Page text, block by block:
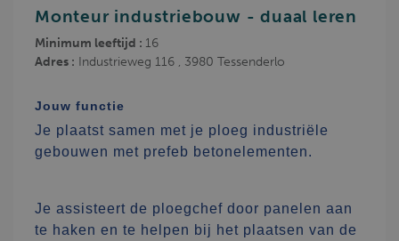
Monteur industriebouw - duaal leren
Minimum leeftijd : 16
Adres : Industrieweg 116 , 3980 Tessenderlo
Jouw functie
Je plaatst samen met je ploeg industriële
gebouwen met prefeb betonelementen.
Je assisteert de ploegchef door panelen aan
te haken en te helpen bij het plaatsen van de